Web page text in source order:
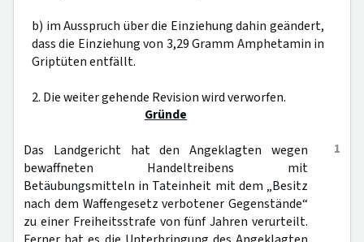
b) im Ausspruch über die Einziehung dahin geändert,
dass die Einziehung von 3,29 Gramm Amphetamin in
Griptüten entfällt.
2. Die weiter gehende Revision wird verworfen.
Gründe
1
Das Landgericht hat den Angeklagten wegen
bewaffneten Handeltreibens mit
Betäubungsmitteln in Tateinheit mit dem „Besitz
nach dem Waffengesetz verbotener Gegenstände“
zu einer Freiheitsstrafe von fünf Jahren verurteilt.